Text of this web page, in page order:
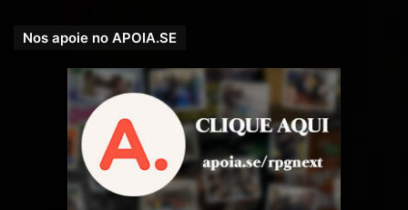
Nos apoie no APOIA.SE